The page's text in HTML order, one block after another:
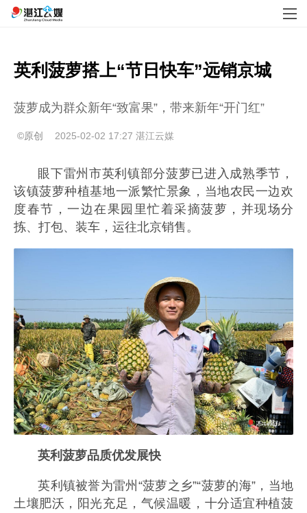
英利菠萝搭上“节日快车”远销京城
菠萝成为群众新年“致富果”，带来新年“开门红”
©原创 2025-02-02 17:27 湛江云媒
眼下雷州市英利镇部分菠萝已进入成熟季节，
该镇菠萝种植基地一派繁忙景象，当地农民一边欢
度春节，一边在果园里忙着采摘菠萝，并现场分
拣、打包、装车，运往北京销售。
英利菠萝品质优发展快
英利镇被誉为雷州“菠萝之乡”“菠萝的海”，当地
土壤肥沃，阳光充足，气候温暖，十分适宜种植菠